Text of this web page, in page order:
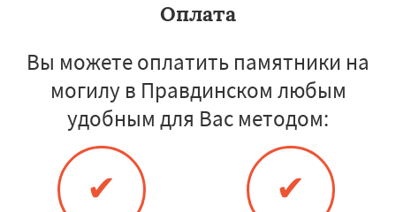
Оплата
Вы можете оплатить памятники на
могилу в Правдинском любым
удобным для Вас методом:
✔ ✔